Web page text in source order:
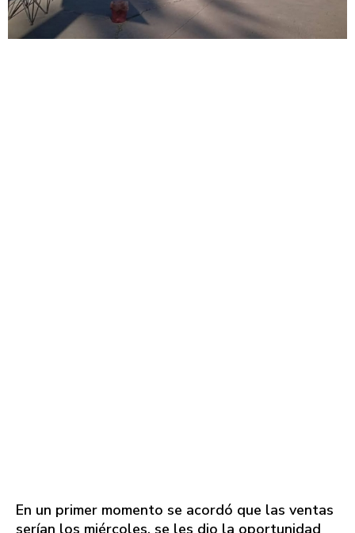
En un primer momento se acordó que las ventas
serían los miércoles, se les dio la oportunidad